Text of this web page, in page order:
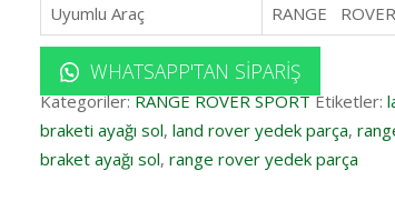
Uyumlu Araç
RANGE
WHATSAPP'TAN SIPARIŞ
Kategoriler:RANGE ROVER SPORT Etiketler:
braketi ayağı sol, land rover yedek parça,
braket ayağı sol, range rover yedek parça